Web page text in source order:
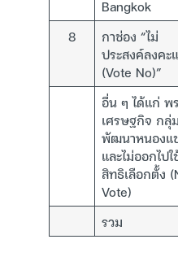
Bangkok
8
กาช่อง “ไม่
ประสงค์ลงคะ
(Vote No)”
อื่น ๆ ได้แก่ พ
เศรษฐกิจ กลุ่ม
พัฒนาหนองแ
และไม่ออกไปใ
สิทธิเลือกตั้ง
Vote)
รวม